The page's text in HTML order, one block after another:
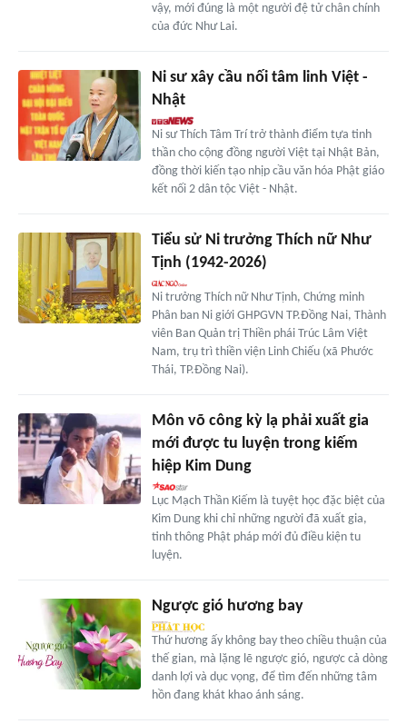
vậy, mới đúng là một người đệ tử chân chính
của đức Như Lai.
Ni sư xây cầu nối tâm linh Việt -
Nhật
Ni sư Thích Tâm Trí trở thành điểm tựa tinh
thần cho cộng đồng người Việt tại Nhật Bản,
đồng thời kiến tạo nhịp cầu văn hóa Phật giáo
kết nối 2 dân tộc Việt - Nhật.
Tiểu sử Ni trưởng Thích nữ Như
Tịnh (1942-2026)
Ni trưởng Thích nữ Như Tịnh, Chứng minh
Phân ban Ni giới GHPGVN TP.Đồng Nai, Thành
viên Ban Quản trị Thiền phái Trúc Lâm Việt
Nam, trụ trì thiền viện Linh Chiếu (xã Phước
Thái, TP.Đồng Nai).
Môn võ công kỳ lạ phải xuất gia
mới được tu luyện trong kiếm
hiệp Kim Dung
Lục Mạch Thần Kiếm là tuyệt học đặc biệt của
Kim Dung khi chỉ những người đã xuất gia,
tinh thông Phật pháp mới đủ điều kiện tu
luyện.
Ngược gió hương bay
Thứ hương ấy không bay theo chiều thuận của
thế gian, mà lặng lẽ ngược gió, ngược cả dòng
danh lợi và dục vọng, để tìm đến những tâm
hồn đang khát khao ánh sáng.